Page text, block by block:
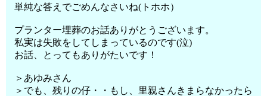
単純な答えでごめんなさいね(トホホ）
プランター埋葬のお話ありがとうございます。
私実は失敗をしてしまっているのです(泣)
お話、とってもありがたいです！
＞あゆみさん
＞でも、残りの仔・・もし、里親さんきまらなかったら